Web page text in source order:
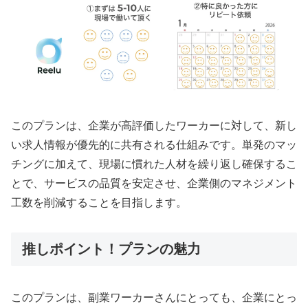
このプランは、企業が高評価したワーカーに対して、新し
い求人情報が優先的に共有される仕組みです。単発のマッ
チングに加えて、現場に慣れた人材を繰り返し確保するこ
とで、サービスの品質を安定させ、企業側のマネジメント
工数を削減することを目指します。
推しポイント！プランの魅力
このプランは、副業ワーカーさんにとっても、企業にとっ